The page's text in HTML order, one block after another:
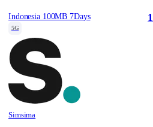
Indonesia 100MB 7Days
5G
Simsima